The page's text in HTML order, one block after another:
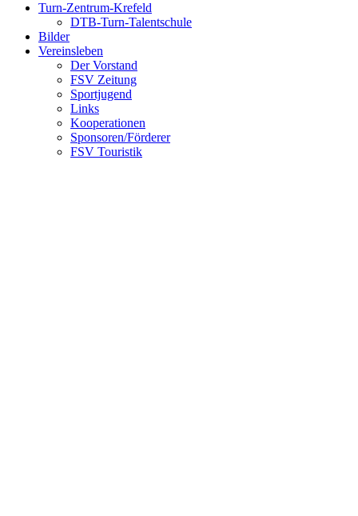
Turn-Zentrum-Krefeld
DTB-Turn-Talentschule
Bilder
Vereinsleben
Der Vorstand
FSV Zeitung
Sportjugend
Links
Kooperationen
Sponsoren/Förderer
FSV Touristik